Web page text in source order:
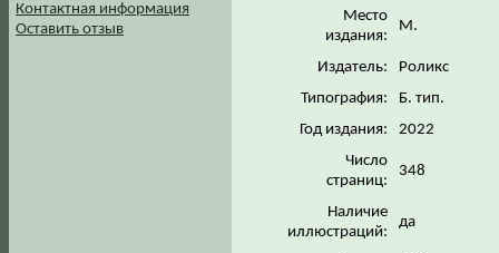
Контактная информация
Оставить отзыв
Место
издания:
М.
Издатель:
Роликс
Типография:
Б. тип.
Год издания:
2022
Число
страниц:
348
Наличие
иллюстраций:
да